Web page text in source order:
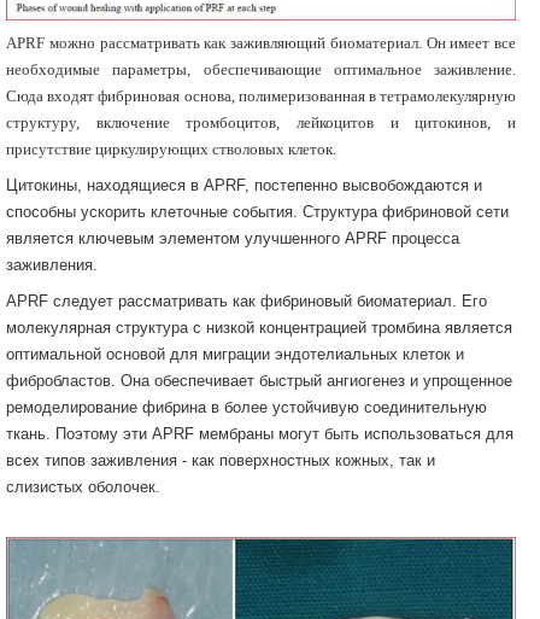
APRF можно рассматривать как заживляющий биоматериал. Он имеет все
необходимые параметры, обеспечивающие оптимальное заживление.
Сюда входят фибриновая основа, полимеризованная в тетрамолекулярную
структуру, включение тромбоцитов, лейкоцитов и цитокинов, и
присутствие циркулирующих стволовых клеток.
Цитокины, находящиеся в APRF, постепенно высвобождаются и
способны ускорить клеточные события. Структура фибриновой сети
является ключевым элементом улучшенного APRF процесса
заживления.
APRF следует рассматривать как фибриновый биоматериал. Его
молекулярная структура с низкой концентрацией тромбина является
оптимальной основой для миграции эндотелиальных клеток и
фибробластов. Она обеспечивает быстрый ангиогенез и упрощенное
ремоделирование фибрина в более устойчивую соединительную
ткань. Поэтому эти APRF мембраны могут быть использоваться для
всех типов заживления - как поверхностных кожных, так и
слизистых оболочек.